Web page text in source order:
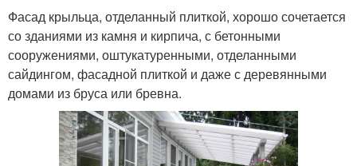
Фасад крыльца, отделанный плиткой, хорошо сочетается
со зданиями из камня и кирпича, с бетонными
сооружениями, оштукатуренными, отделанными
сайдингом, фасадной плиткой и даже с деревянными
домами из бруса или бревна.